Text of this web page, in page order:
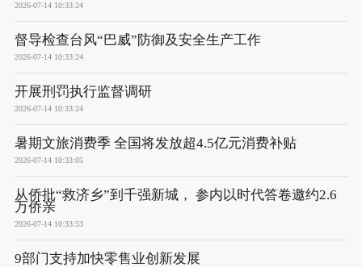
2026-07-14 10:33:24
督导检查台风“巴威”防御及安全生产工作
2026-07-14 10:33:24
开展刑罚执行监督调研
2026-07-14 10:33:24
暑期文旅消费季 全国将发放超4.5亿元消费补贴
2026-07-14 10:33:05
从侨批“救济乡”到千强新城， 参内以时代答卷邀约2.6
万侨亲
2026-07-14 10:33:53
9部门支持加快零售业创新发展